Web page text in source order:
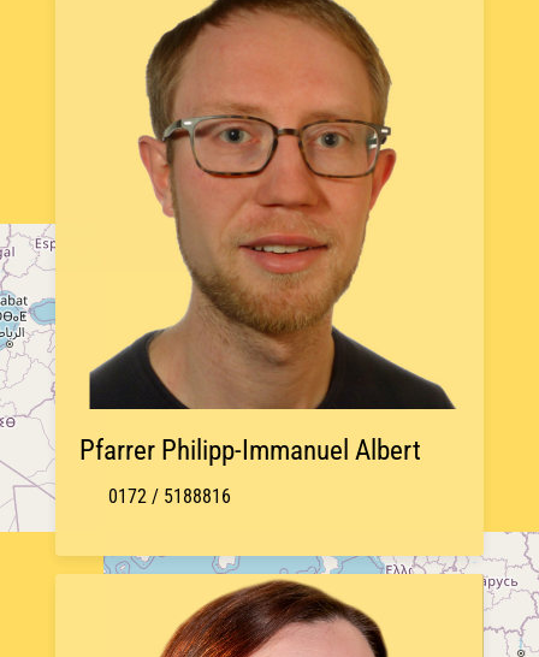
Pfarrer Philipp-Immanuel Albert
0172 / 5188816